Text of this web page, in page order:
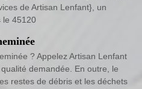
de Artisan Lenfant}, un
le 45120
? Appelez Artisan Lenfant
demandée. En outre, le
restes de débris et les déchets